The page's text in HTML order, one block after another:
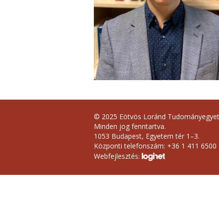
© 2025 Eötvös Loránd
Minden jog fenntartva.
1053 Budapest, Egyetem tér 1–3.
Központi telefonszám: +36 1 411 6500
Webfejlesztés: